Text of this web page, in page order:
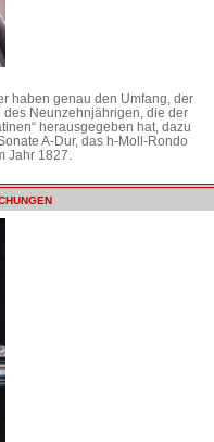
haben genau den Umfang, der
des Neunzehnjährigen, die der
herausgegeben hat, dazu
A-Dur, das h-Moll-Rondo
Jahr 1827.